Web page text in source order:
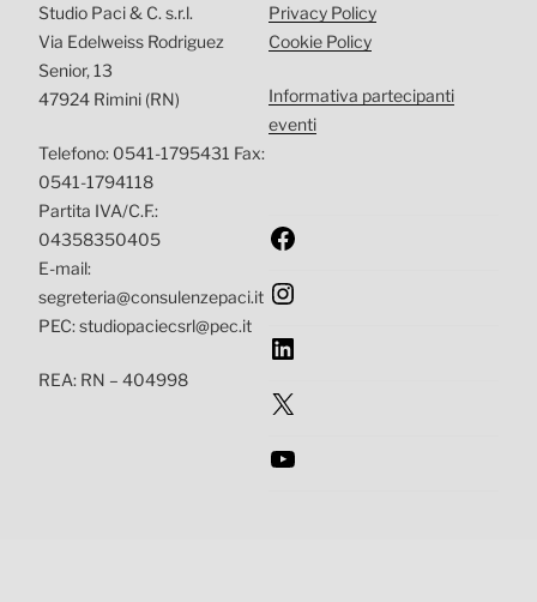
Studio Paci & C. s.r.l.
Via Edelweiss Rodriguez
Senior, 13
47924 Rimini (RN)
Telefono: 0541-1795431 Fax:
0541-1794118
Partita IVA/C.F.:
04358350405
E-mail:
segreteria@consulenzepaci.it
PEC: studiopaciecsrl@pec.it
REA: RN – 404998
Privacy Policy
Cookie Policy
Informativa partecipanti
eventi